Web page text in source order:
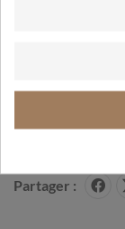
Port offert
Bijoux
Partager :